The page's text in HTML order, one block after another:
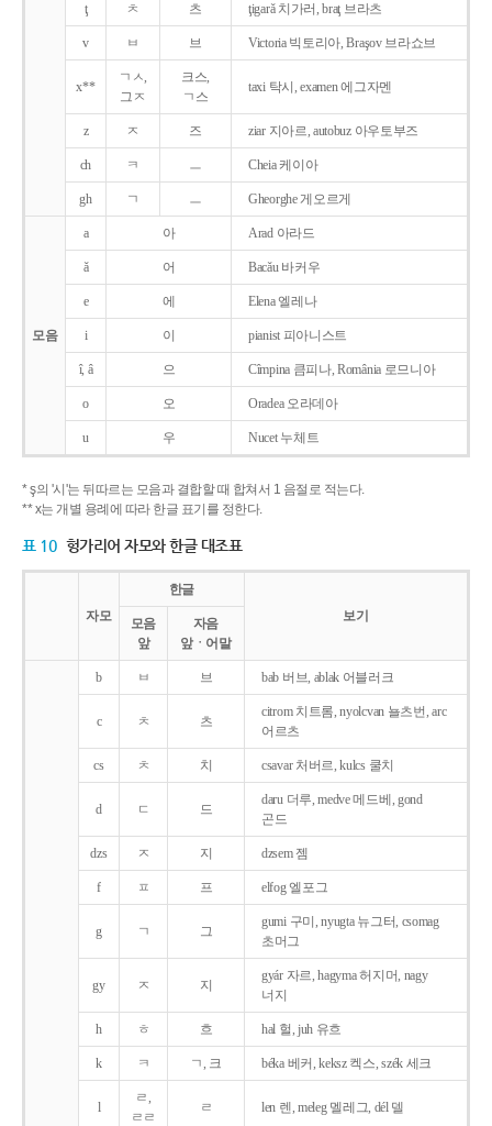
ţ ㅊ 츠 ţigarǎ 치가러, braţ 브라츠
v ㅂ 브 Victoria 빅토리아, Braşov 브라쇼브
x**
ㄱㅅ,
그ㅈ
크스,
ㄱ스
taxi 탁시, examen 에그자멘
z ㅈ 즈 ziar 지아르, autobuz 아우토부즈
ch ㅋ ㅡ Cheia 케이아
gh ㄱ ㅡ Gheorghe 게오르게
모음
a 아 Arad 아라드
ǎ 어 Bacǎu 바커우
e 에 Elena 엘레나
i 이 pianist 피아니스트
î, â 으 Cîmpina 큼피나, România 로므니아
o 오 Oradea 오라데아
u 우 Nucet 누체트
* ş의 '시'는 뒤따르는 모음과 결합할 때 합쳐서 1 음절로 적는다.
** x는 개별 용례에 따라 한글 표기를 정한다.
표 10 헝가리어 자모와 한글 대조표
자모
한글
보기
모음
앞
자음
앞ㆍ어말
b ㅂ 브 bab 버브, ablak 어블러크
c ㅊ 츠
citrom 치트롬, nyolcvan 뇰츠번, arc
어르츠
cs ㅊ 치 csavar 처버르, kulcs 쿨치
d ㄷ 드
daru 더루, medve 메드베, gond
곤드
dzs ㅈ 지 dzsem 젬
f ㅍ 프 elfog 엘포그
g ㄱ 그
gumi 구미, nyugta 뉴그터, csomag
초머그
gy ㅈ 지
gyár 자르, hagyma 허지머, nagy
너지
h ㅎ 흐 hal 헐, juh 유흐
k ㅋ ㄱ, 크 béka 베커, keksz 켁스, szék 세크
l
ㄹ,
ㄹㄹ
ㄹ len 렌, meleg 멜레그, dél 델